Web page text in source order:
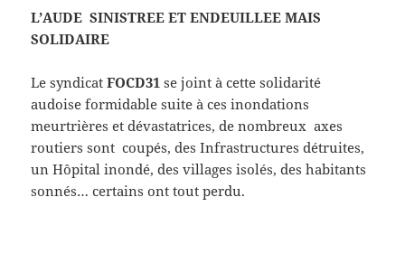
L’AUDE SINISTREE ET ENDEUILLEE MAIS
SOLIDAIRE
Le syndicatFOCD31 se joint à cette solidarité
audoise formidable suite à ces inondations
meurtrières et dévastatrices, de nombreux axes
routiers sont coupés, des Infrastructures détruites,
un Hôpital inondé, des villages isolés, des habitants
sonnés… certains ont tout perdu.